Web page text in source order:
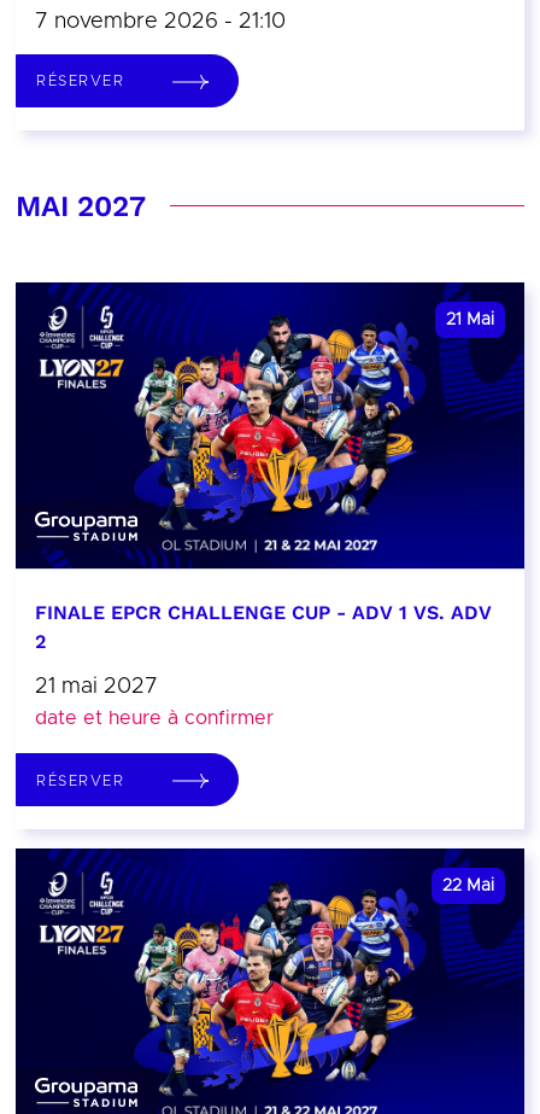
7 novembre 2026 - 21:10
RÉSERVER
MAI 2027
21 Mai
FINALE EPCR CHALLENGE CUP - ADV 1 VS. ADV
2
21 mai 2027
date et heure à confirmer
RÉSERVER
22 Mai